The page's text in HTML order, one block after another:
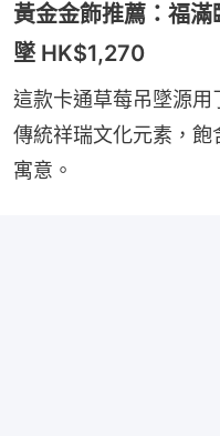
黃金金飾推薦：福
墜 HK$1,270
這款卡通草莓吊墜源
傳統祥瑞文化元素，
寓意。